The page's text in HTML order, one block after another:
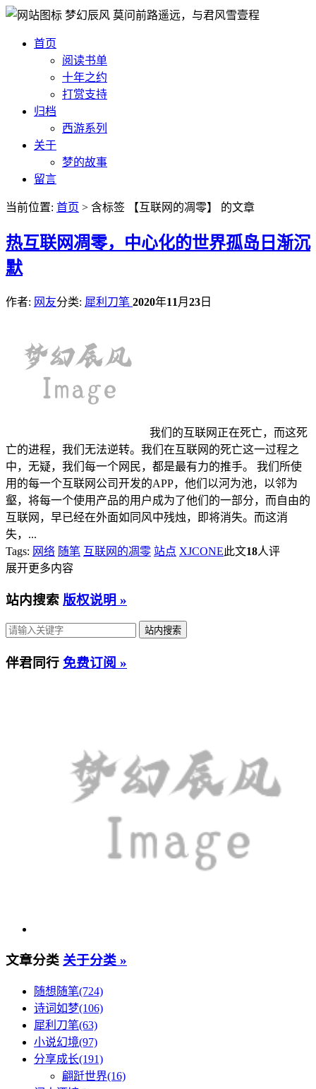
梦幻辰风 莫问前路遥远，与君风雪壹程
首页
阅读书单
十年之约
打赏支持
归档
西游系列
关于
梦的故事
留言
当前位置: 首页 > 含标签 【互联网的凋零】 的文章
热互联网凋零，中心化的世界孤岛日渐沉
默
作者: 网友分类: 犀利刀笔 2020年11 月 23 日
我们的互联网正在死亡，而这死
亡的进程，我们无法逆转。我们在互联网的死亡这一过程之
中，无疑，我们每一个网民，都是最有力的推手。 我们所使
用的每一个互联网公司开发的APP，他们以河为池，以邻为
壑，将每一个使用产品的用户成为了他们的一部分，而自由的
互联网，早已经在外面如同风中残烛，即将消失。而这消
失，...
Tags: 网络 随笔 互联网的凋零 站点 XJCONE此文18人评
展开更多内容
站内搜索 版权说明 »
伴君同行 免费订阅 »
文章分类 关于分类 »
随想随笔(724)
诗词如梦(106)
犀利刀笔(63)
小说幻境(97)
分享成长(191)
翩跹世界(16)